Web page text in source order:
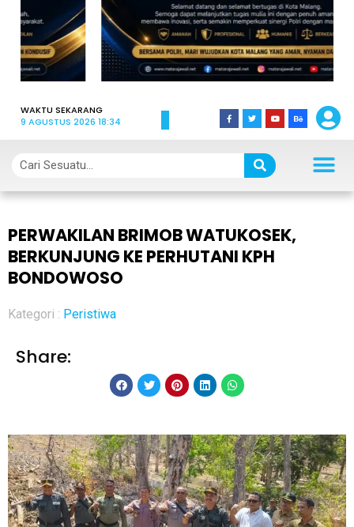
WAKTU SEKARANG
9 AGUSTUS 2026 18:34
PERWAKILAN BRIMOB WATUKOSEK,
BERKUNJUNG KE PERHUTANI KPH
BONDOWOSO
Kategori : Peristiwa
Share: